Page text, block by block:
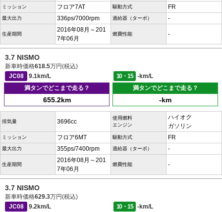
ミッション フロア7AT 駆動方式 FR
最大出力 336ps/7000rpm 過給器（ターボ） -
生産期間
2016年08月～201
7年06月
燃費性能 -
3.7 NISMO
新車時価格618.5万円(税込)
JC08
9.1km/L 10・15
-km/L
満タンでどこまで走る？
655.2km
満タンでどこまで走る？
-km
排気量 3696cc
使用燃料
エンジン
ハイオク
ガソリン
ミッション フロア6MT 駆動方式 FR
最大出力 355ps/7400rpm 過給器（ターボ） -
生産期間
2016年08月～201
7年06月
燃費性能 -
3.7 NISMO
新車時価格629.3万円(税込)
JC08
9.2km/L 10・15
-km/L